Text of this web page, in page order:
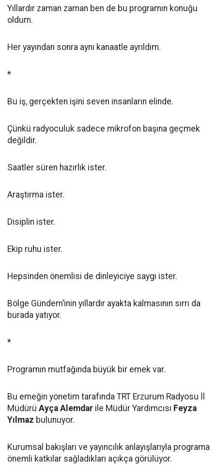
Yıllardır zaman zaman ben de bu programın konuğu
oldum.
Her yayından sonra aynı kanaatle ayrıldım.
*
Bu iş, gerçekten işini seven insanların elinde.
Çünkü radyoculuk sadece mikrofon başına geçmek
değildir.
Saatler süren hazırlık ister.
Araştırma ister.
Disiplin ister.
Ekip ruhu ister.
Hepsinden önemlisi de dinleyiciye saygı ister.
Bölge Gündem’inin yıllardır ayakta kalmasının sırrı da
burada yatıyor.
*
Programın mutfağında büyük bir emek var.
Bu emeğin yönetim tarafında TRT Erzurum Radyosu İl
Müdürü Ayça Alemdar ile Müdür Yardımcısı Feyza
Yılmaz bulunuyor.
Kurumsal bakışları ve yayıncılık anlayışlarıyla programa
önemli katkılar sağladıkları açıkça görülüyor.